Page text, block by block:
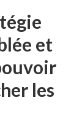
⁢et
les